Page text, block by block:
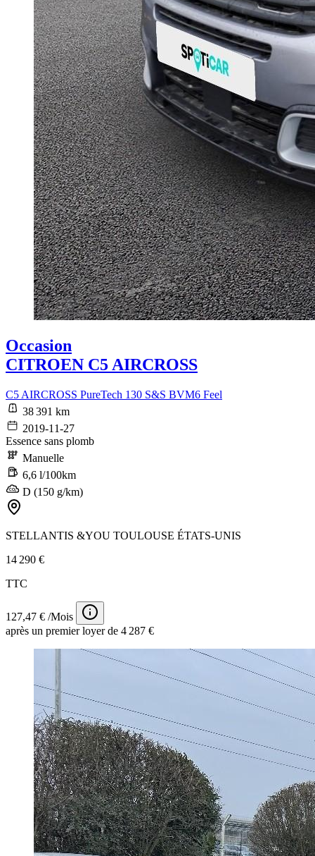
Occasion
CITROEN C5 AIRCROSS
C5 AIRCROSS PureTech 130 S&S BVM6 Feel
38 391 km
2019-11-27
Essence sans plomb
Manuelle
6,6 l/100km
D (150 g/km)
STELLANTIS &YOU TOULOUSE ÉTATS-UNIS
14 290 €
TTC
127,47 € /Mois
après un premier loyer de 4 287 €